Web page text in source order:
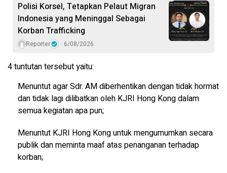
Polisi Korsel, Tetapkan Pelaut Migran
Indonesia yang Meninggal Sebagai
Korban Trafficking
Reporter 6/08/2026
4 tuntutan tersebut yaitu:
Menuntut agar Sdr. AM diberhentikan dengan tidak hormat
dan tidak lagi dilibatkan oleh KJRI Hong Kong dalam
semua kegiatan apa pun;
Menuntut KJRI Hong Kong untuk mengumumkan secara
publik dan meminta maaf atas penanganan terhadap
korban;